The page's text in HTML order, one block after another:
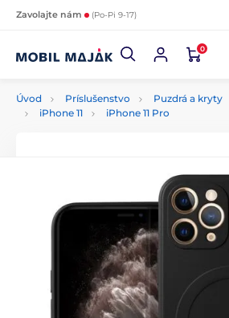
Zavolajte nám (Po-Pi 9-17)
0
Úvod Príslušenstvo Puzdrá a kryty
iPhone 11
iPhone 11 Pro